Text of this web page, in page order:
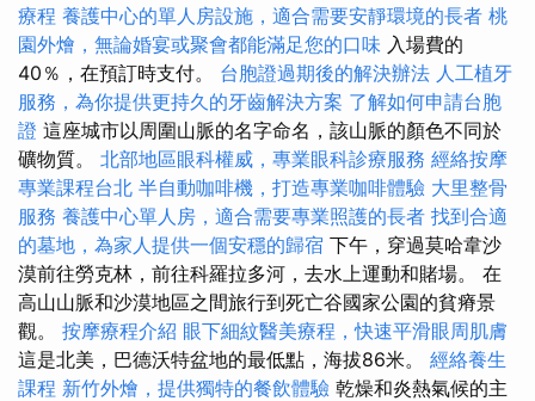
療程 養護中心的單人房設施，適合需要安靜環境的長者 桃
園外燴，無論婚宴或聚會都能滿足您的口味 入場費的
40％，在預訂時支付。 台胞證過期後的解決辦法 人工植牙
服務，為你提供更持久的牙齒解決方案 了解如何申請台胞
證 這座城市以周圍山脈的名字命名，該山脈的顏色不同於
礦物質。 北部地區眼科權威，專業眼科診療服務 經絡按摩
專業課程台北 半自動咖啡機，打造專業咖啡體驗 大里整骨
服務 養護中心單人房，適合需要專業照護的長者 找到合適
的墓地，為家人提供一個安穩的歸宿 下午，穿過莫哈韋沙
漠前往勞克林，前往科羅拉多河，去水上運動和賭場。 在
高山山脈和沙漠地區之間旅行到死亡谷國家公園的貧瘠景
觀。 按摩療程介紹 眼下細紋醫美療程，快速平滑眼周肌膚
這是北美，巴德沃特盆地的最低點，海拔86米。 經絡養生
課程 新竹外燴，提供獨特的餐飲體驗 乾燥和炎熱氣候的主